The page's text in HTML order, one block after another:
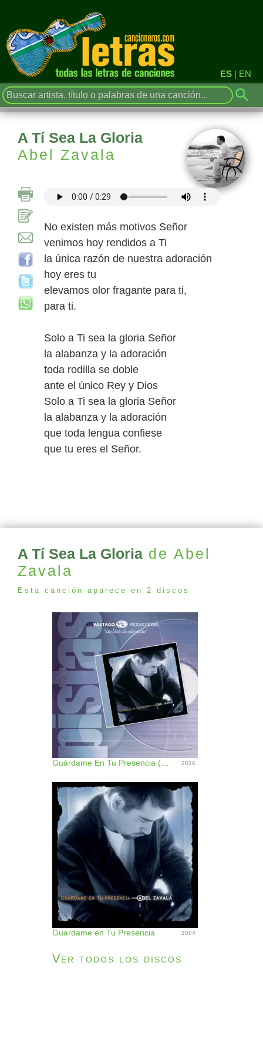
ES | EN
A Tí Sea La Gloria
Abel Zavala
No existen más motivos Señor
venimos hoy rendidos a Ti
la única razón de nuestra adoración
hoy eres tu
elevamos olor fragante para ti,
para ti.
Solo a Ti sea la gloria Señor
la alabanza y la adoración
toda rodilla se doble
ante el único Rey y Dios
Solo a Ti sea la gloria Señor
la alabanza y la adoración
que toda lengua confiese
que tu eres el Señor.
A Tí Sea La Gloria de Abel
Zavala
Esta canción aparece en 2 discos
Guárdame En Tu Presencia (Pistas) 2016
Guardame en Tu Presencia 2004
Ver todos los discos